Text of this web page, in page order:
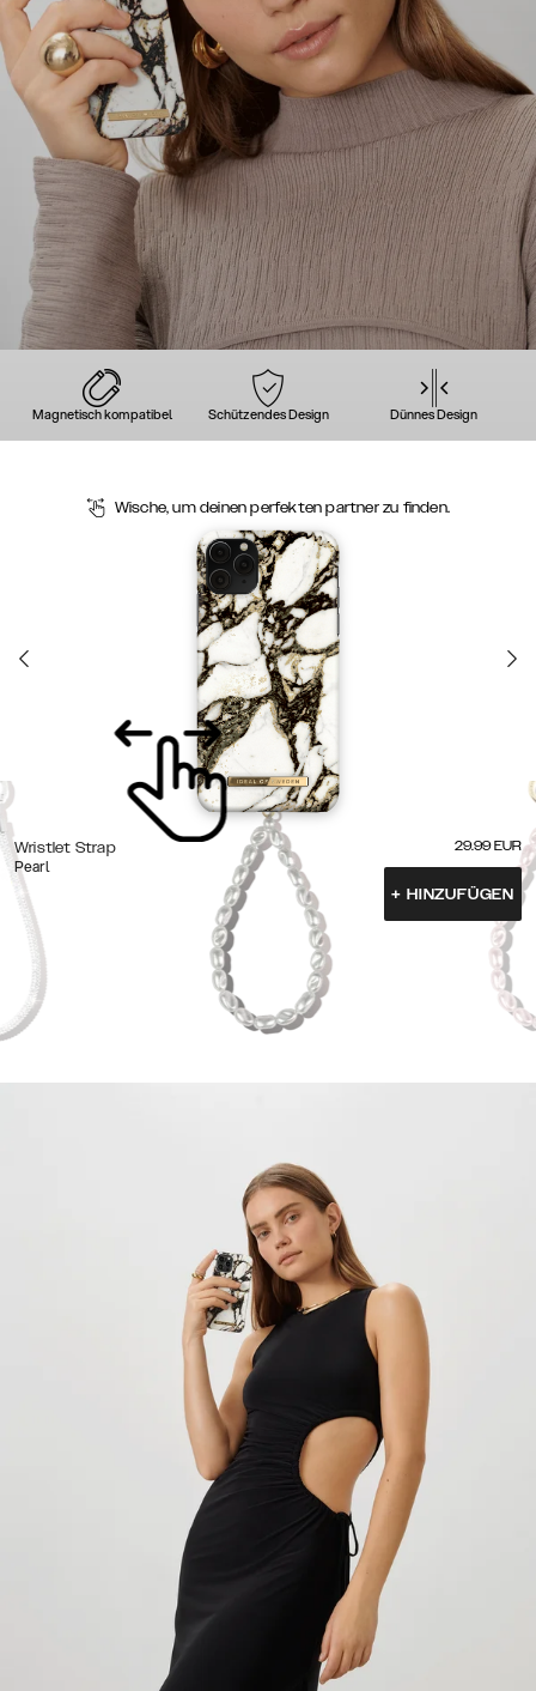
Magnetisch kompatibel Schützendes Design Dünnes Design
Wische, um deinen perfekten partner zu finden.
Wristlet Strap
Pearl
29.99 EUR
+ HINZUFÜGEN